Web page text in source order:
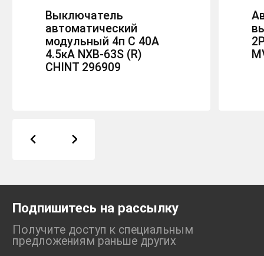
Выключатель
автоматический
модульный 4п C 40А
4.5кА NXB-63S (R)
CHINT 296909
Подпишитесь на рассылку
Получите доступ к специальным
предложениям раньше других